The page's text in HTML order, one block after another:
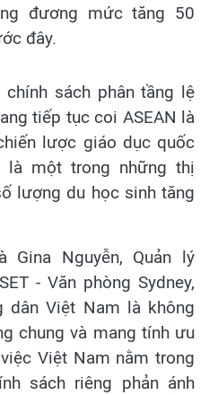
đương mức tăng 50
đây.
sách phân tầng lệ
tiếp tục coi ASEAN là
lược giáo dục quốc
là một trong những thị
lượng du học sinh tăng
Gina Nguyễn, Quản lý
- Văn phòng Sydney,
Việt Nam là không
chung và mang tính ưu
Việt Nam nằm trong
sách riêng phản ánh